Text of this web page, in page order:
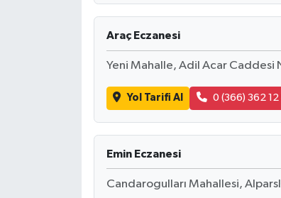
Araç Eczanesi
Yeni Mahalle, Adil Acar Caddesi
Yol Tarifi Al 0 (366) 362 12
Emin Eczanesi
Candarogulları Mahallesi,